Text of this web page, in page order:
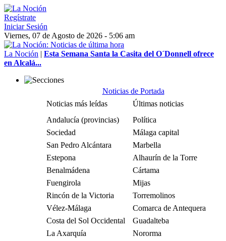
Regístrate
Iniciar Sesión
Viernes, 07 de Agosto de 2026 - 5:06 am
La Noción | Esta Semana Santa la Casita del O´Donnell ofrece
en Alcalá...
Noticias de Portada
Noticias más leídas
Últimas noticias
Andalucía (provincias)
Política
Sociedad
Málaga capital
San Pedro Alcántara
Marbella
Estepona
Alhaurín de la Torre
Benalmádena
Cártama
Fuengirola
Mijas
Rincón de la Victoria
Torremolinos
Vélez-Málaga
Comarca de Antequera
Costa del Sol Occidental
Guadalteba
La Axarquía
Nororma